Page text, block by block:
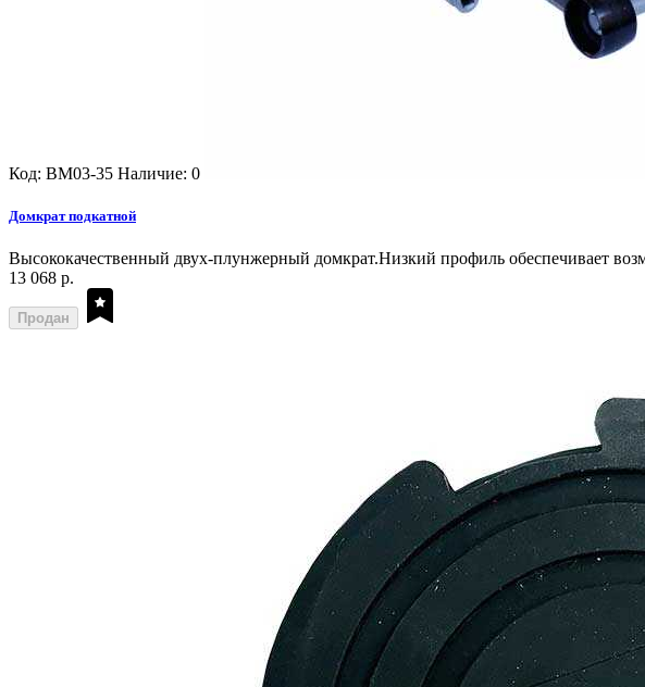
Код: BM03-35 Наличие: 0
Домкрат подкатной
Высококачественный двух-плунжерный домкрат.Низкий профиль обеспечивает
13 068 р.
Продан